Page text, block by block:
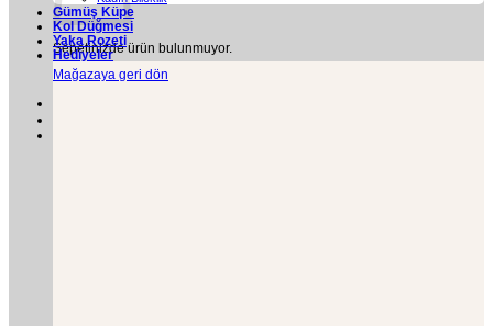
Sepetinizde ürün bulunmuyor.
Mağazaya geri dön
Gümüş Küpe
Kol Düğmesi
Yaka Rozeti
Hediyeler